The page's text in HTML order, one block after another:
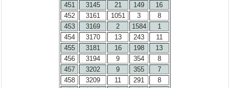
451
3145 21 149
16
452
3161 1051 3
8
453
3169 2 1584
1
454
3170 13 243
11
455
3181 16 198
13
456
3194 9 354
8
457
3202 9 355
7
458
3209 11 291
8